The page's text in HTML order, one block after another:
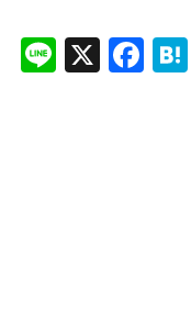
Li X F